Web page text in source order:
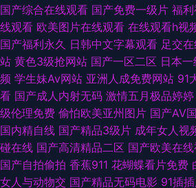
网 成人wwwsss 天堂网2010aU 91探花福利视
人天堂 超碰97护士 人人操综合网 浮淫久视频网
女 91网站 久久黄色视频网 91干你 国人第一福
锋A片在线 97资源美女总站 欧洲女同按摩 91小
妇后入 国产91双飞 亚洲欧美自拍一区 成人淫院
国产综合在线观看 国产免费一级片 福
线观看 欧美图片在线观看 在线观看h视
国产福利永久 日韩中文字幕观看 足交
站 黄色3级抢网站 国产一区二区 日本
频 学生妹Av网站 亚洲人成免费网站 91
看 国产成人内射无码 激情五月极品婷婷
级伦理免费 偷怕欧美亚州图片 国产AV
国内精自线 国产精品3级片 成年女人视
碰在线 国产高清精品二区 国产欧美在
国产自拍偷拍 香蕉911 花蝴蝶看片免费
女人与动物交 国产精品无码电影 91插